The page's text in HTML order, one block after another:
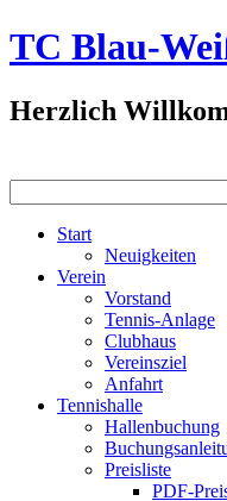
TC Blau-
Herzlich
Start
Neuigkeiten
Verein
Vorstand
Tennis-Anlage
Clubhaus
Vereinsziel
Anfahrt
Tennishalle
Hallenbuchung
Preisliste
PDF-